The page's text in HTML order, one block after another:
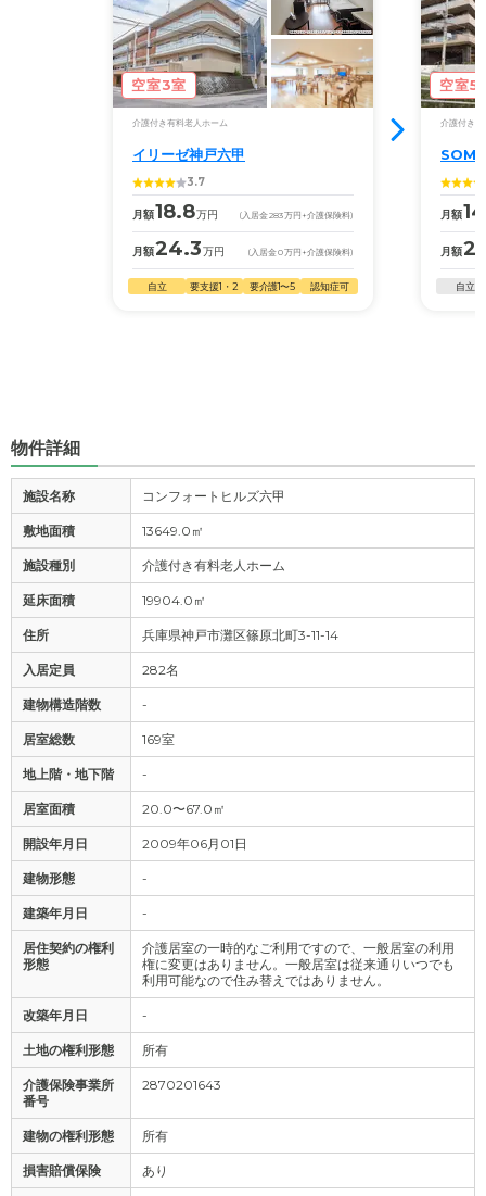
空室3室
介護付き有料老人ホーム
イリーゼ神戸六甲
3.7
月額18.8万円 (入居金283万円 +介護保険料)
月額24.3万円 (入居金0万円 +介護保険料)
自立 要支援1・2 要介護1〜5 認知症可
空室5
介護付き有
月額
月額
自立
物件詳細
施設名称 コンフォートヒルズ六甲
敷地面積 13649.0㎡
施設種別 介護付き有料老人ホーム
延床面積 19904.0㎡
住所 兵庫県神戸市灘区篠原北町3-11-14
入居定員 282名
建物構造階数 -
居室総数 169室
地上階・地下階 -
居室面積 20.0〜67.0㎡
開設年月日 2009年06月01日
建物形態 -
建築年月日 -
居住契約の権利
形態
介護居室の一時的なご利用ですので、一般居室の利用
権に変更はありません。一般居室は従来通りいつでも
利用可能なので住み替えではありません。
改築年月日 -
土地の権利形態 所有
介護保険事業所
番号
2870201643
建物の権利形態 所有
損害賠償保険 あり